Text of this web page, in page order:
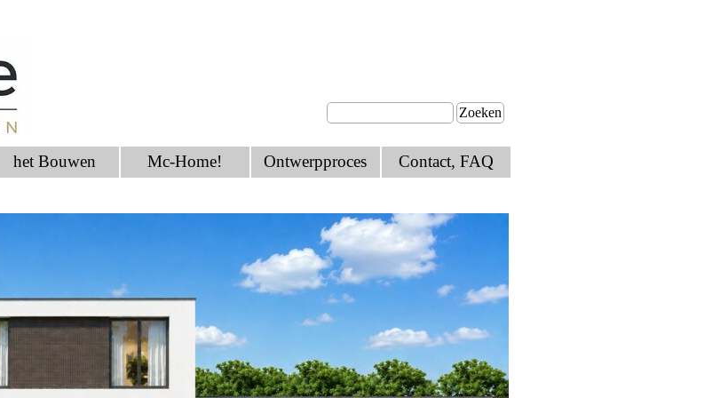
het Bouwen Mc-Home! Ontwerpproces Contact, FAQ
Zoeken